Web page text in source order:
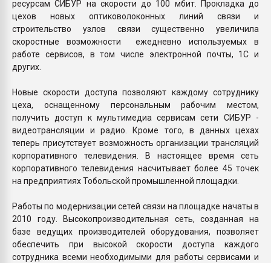
ресурсам СИБУР на скорости до 100 мбит. Прокладка до
цехов новых оптиковолоконных линий связи и
строительство узлов связи существенно увеличила
скоростные возможности ежедневно используемых в
работе сервисов, в том числе электронной почты, 1С и
других.
Новые скорости доступа позволяют каждому сотруднику
цеха, оснащенному персональным рабочим местом,
получить доступ к мультимедиа сервисам сети СИБУР -
видеотрансляции и радио. Кроме того, в данных цехах
теперь присутствует возможность организации трансляций
корпоративного телевидения. В настоящее время сеть
корпоративного телевидения насчитывает более 45 точек
на предприятиях Тобольской промышленной площадки.
Работы по модернизации сетей связи на площадке начаты в
2010 году. Высокопроизводительная сеть, созданная на
базе ведущих производителей оборудования, позволяет
обеспечить при высокой скорости доступа каждого
сотрудника всеми необходимыми для работы сервисами и